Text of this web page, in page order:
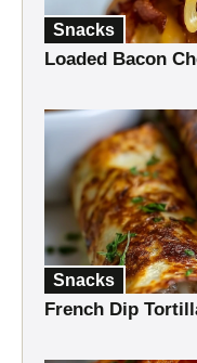
Snacks
Loaded Bacon
Snacks
French Dip